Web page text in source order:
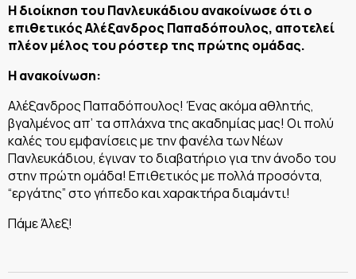
Η διοίκηση του Πανλευκάδιου ανακοίνωσε ότι ο
επιθετικός Αλέξανδρος Παπαδόπουλος, αποτελεί
πλέον μέλος του ρόστερ της πρώτης ομάδας.
Η ανακοίνωση:
Αλέξανδρος Παπαδόπουλος! Ένας ακόμα αθλητής,
βγαλμένος απ’ τα σπλάχνα της ακαδημίας μας! Οι πολύ
καλές του εμφανίσεις με την φανέλα των Νέων
Πανλευκάδιου, έγιναν το διαβατήριο για την άνοδο του
στην πρώτη ομάδα! Επιθετικός με πολλά προσόντα,
“εργάτης” στο γήπεδο και χαρακτήρα διαμάντι!
Πάμε Άλεξ!